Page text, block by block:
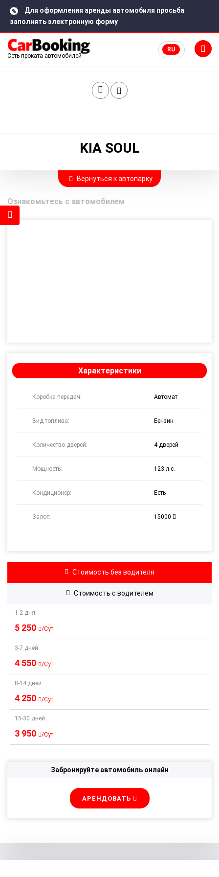
Для оформления аренды автомобиля просьба
заполнять электронную форму
Сеть проката автомобилей
RU
KIA SOUL
Вернуться к автопарку
Ознакомьтесь с автомобилем
Характеристики
Коробка передач: Автомат
Вид топлива: Бензин
Количество дверей: 4 дверей
Мощность: 123 л.с.
Кондиционер: Есть
Залог: 15000
Стоимость без водителя
Стоимость с водителем
1-2 дня:
5 250 /Сут
3-7 дней:
4 550 /Сут
8-14 дней:
4 250 /Сут
15-30 дней:
3 950 /Сут
Забронируйте автомобиль онлайн
АРЕНДОВАТЬ